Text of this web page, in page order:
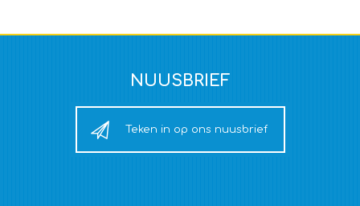
NUUSBRIEF
Teken in op ons nuusbrief